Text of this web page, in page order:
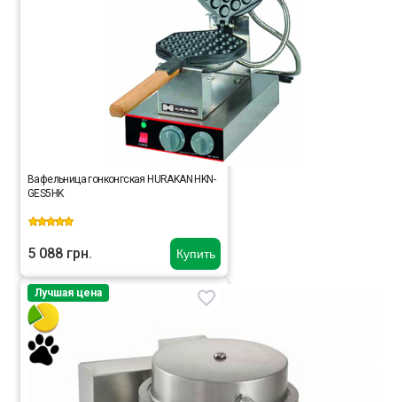
Купить
Вафельница гонконгская HURAKAN HKN-
GES5HK
5 088 грн.
Лучшая цена